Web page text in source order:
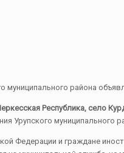
района
Республика, село
Урупского муниципального
Федерации и граждане